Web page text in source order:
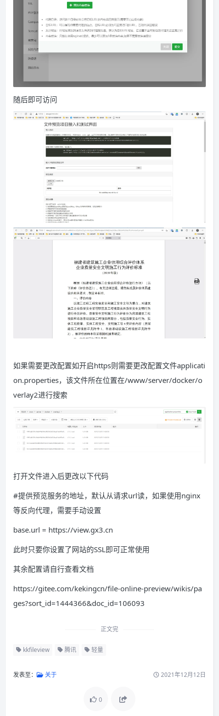
随后即可访问
如果需要更改配置如开启https则需要更改配置文件applicati
on.properties，该文件所在位置在/www/server/docker/o
verlay2进行搜索
打开文件进入后更改以下代码
#提供预览服务的地址，默认从请求url读，如果使用nginx
等反向代理，需要手动设置
base.url = https://view.gx3.cn
此时只要你设置了网站的SSL即可正常使用
其余配置请自行查看文档
https://gitee.com/kekingcn/file-online-preview/wikis/pa
ges?sort_id=1444366&doc_id=106093
正文完
kkfileview 腾讯 轻量
发表至： 关于 2021年12月12日
0